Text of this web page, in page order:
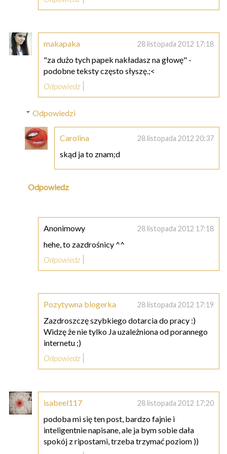
makapaka 28 listopada 2012 17:18
"za dużo tych papek nakładasz na głowę" -
podobne teksty często słyszę.;<
Odpowiedz
Odpowiedzi
Carolina 28 listopada 2012 20:37
skąd ja to znam;d
Odpowiedz
Anonimowy 28 listopada 2012 17:18
hehe, to zazdrośnicy ^^
Odpowiedz
Pozytywna blogerka 28 listopada 2012 17:19
Zazdroszczę szybkiego dotarcia do pracy :)
Widzę że nie tylko Ja uzależniona od porannego
internetu ;)
Odpowiedz
isabeel117 28 listopada 2012 17:20
podoba mi się ten post, bardzo fajnie i
inteligentnie napisane, ale ja bym sobie dała
spokój z ripostami, trzeba trzymać poziom ))